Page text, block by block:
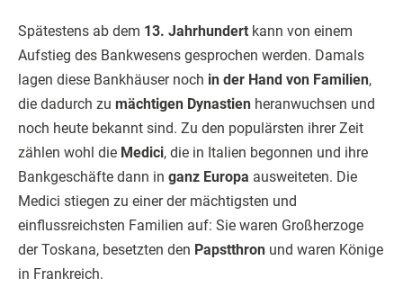
Spätestens ab dem 13. Jahrhundert kann von einem
Aufstieg des Bankwesens gesprochen werden. Damals
lagen diese Bankhäuser noch in der Hand von Familien,
die dadurch zu mächtigen Dynastien heranwuchsen und
noch heute bekannt sind. Zu den populärsten ihrer Zeit
zählen wohl die Medici, die in Italien begonnen und ihre
Bankgeschäfte dann in ganz Europa ausweiteten. Die
Medici stiegen zu einer der mächtigsten und
einflussreichsten Familien auf: Sie waren Großherzoge
der Toskana, besetzten den Papstthron und waren Könige
in Frankreich.